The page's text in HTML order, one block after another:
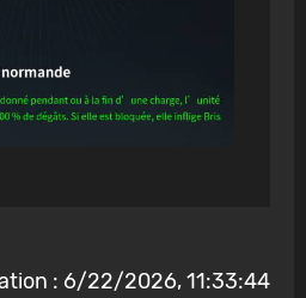
: 6/22/2026, 11:33:44